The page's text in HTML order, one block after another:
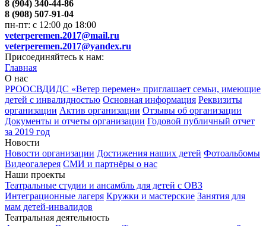
8 (904) 340-44-86
8 (908) 507-91-04
пн-пт: с 12:00 до 18:00
veterperemen.2017@mail.ru
veterperemen.2017@yandex.ru
Присоединяйтесь к нам:
Главная
О нас
РРООСВДИДС «Ветер перемен» приглашает семьи, имеющие
детей с инвалидностью Основная информация Реквизиты
организации Актив организации Отзывы об организации
Документы и отчеты организации Годовой публичный отчет
за 2019 год
Новости
Новости организации Достижения наших детей Фотоальбомы
Видеогалерея СМИ и партнёры о нас
Наши проекты
Театральные студии и ансамбль для детей с ОВЗ
Интеграционные лагеря Кружки и мастерские Занятия для
мам детей-инвалидов
Театральная деятельность